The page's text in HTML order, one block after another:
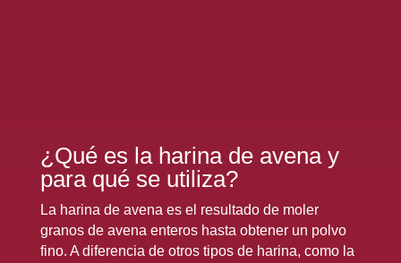
¿Qué es la harina de avena y
para qué se utiliza?
La harina de avena es el resultado de moler
granos de avena enteros hasta obtener un polvo
fino. A diferencia de otros tipos de harina, como la